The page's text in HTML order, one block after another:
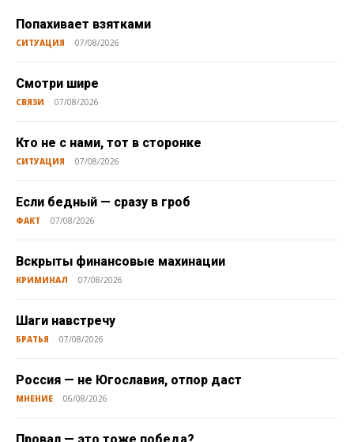
Попахивает взятками
СИТУАЦИЯ 07/08/2026
Смотри шире
СВЯЗИ 07/08/2026
Кто не с нами, тот в сторонке
СИТУАЦИЯ 07/08/2026
Если бедный — сразу в гроб
ФАКТ 07/08/2026
Вскрыты финансовые махинации
КРИМИНАЛ 07/08/2026
Шаги навстречу
БРАТЬЯ 07/08/2026
Россия — не Югославия, отпор даст
МНЕНИЕ 06/08/2026